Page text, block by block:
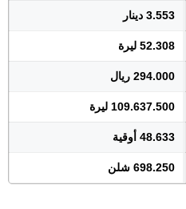
3.553 دينار
52.308 ليرة
294.000 ريال
109.637.500 ليرة
48.633 أوقية
698.250 شلن